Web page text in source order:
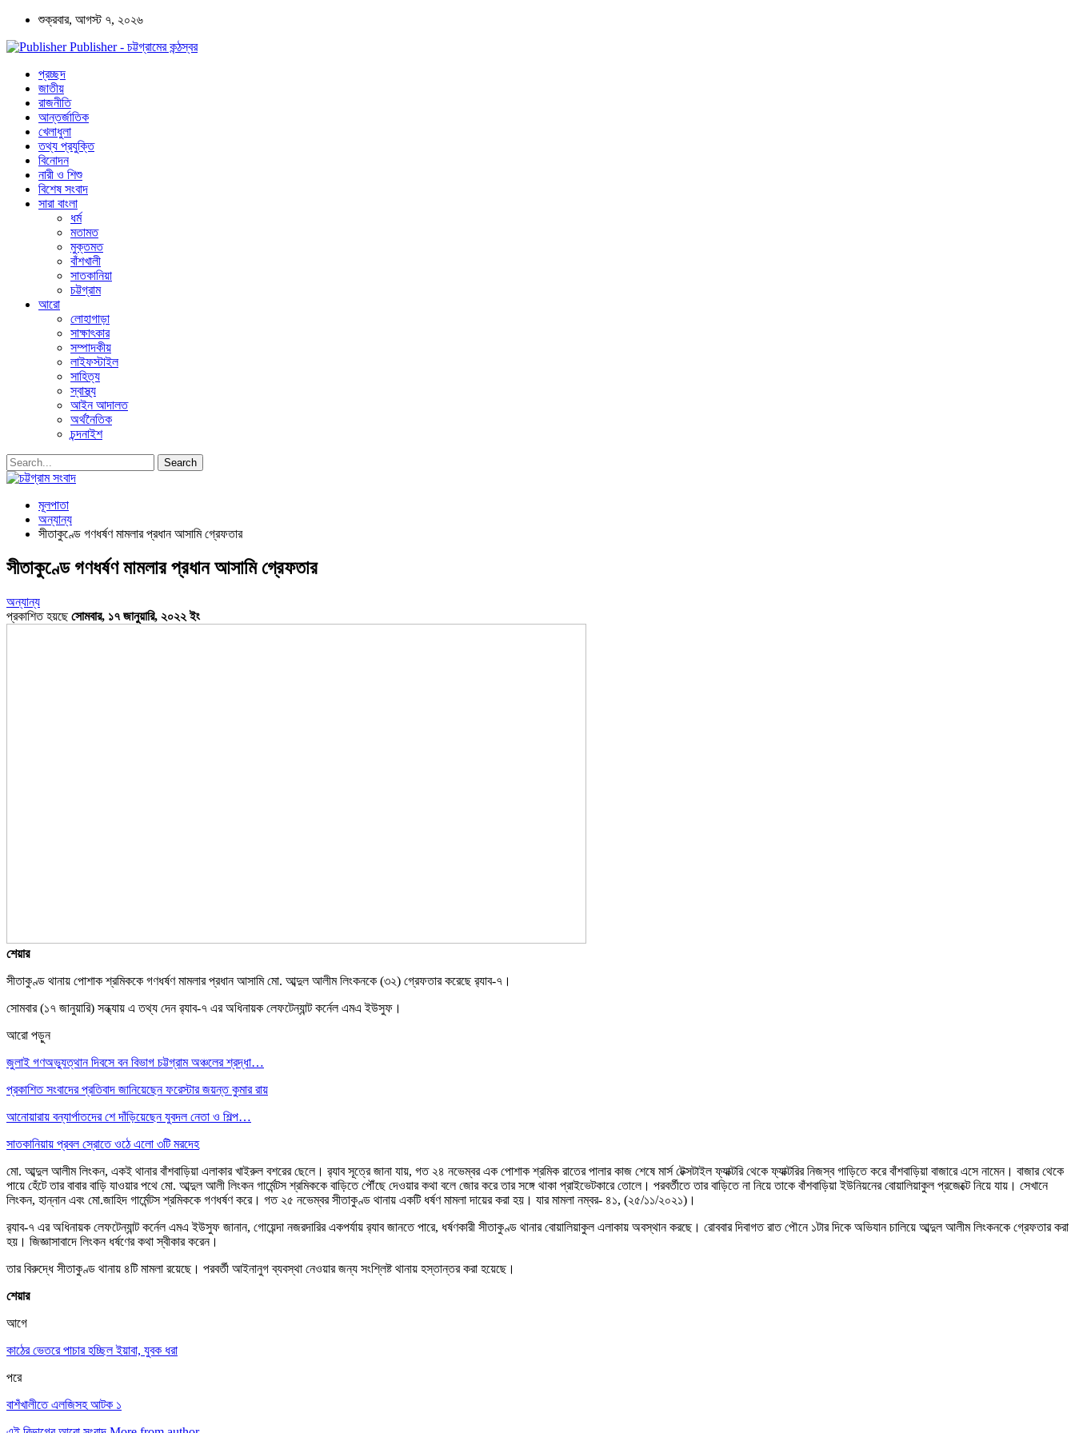
শুক্রবার, আগস্ট ৭, ২০২৬
Publisher - চট্টগ্রামের কন্ঠস্বর
প্রচ্ছদ
জাতীয়
রাজনীতি
আন্তর্জাতিক
খেলাধুলা
তথ্য প্রযুক্তি
বিনোদন
নারী ও শিশু
বিশেষ সংবাদ
সারা বাংলা
ধর্ম
মতামত
মুক্তমত
বাঁশখালী
সাতকানিয়া
চট্টগ্রাম
আরো
লোহাগাড়া
সাক্ষাৎকার
সম্পাদকীয়
লাইফস্টাইল
সাহিত্য
স্বাস্থ্য
আইন আদালত
অর্থনৈতিক
চন্দনাইশ
মূলপাতা
অন্যান্য
সীতাকুণ্ডে গণধর্ষণ মামলার প্রধান আসামি গ্রেফতার
সীতাকুণ্ডে গণধর্ষণ মামলার প্রধান আসামি গ্রেফতার
অন্যান্য
প্রকাশিত হয়ছেসোমবার, ১৭ জানুয়ারি, ২০২২ ইং
শেয়ার
সীতাকুণ্ড থানায় পোশাক শ্রমিককে গণধর্ষণ মামলার প্রধান আসামি মো. আব্দুল আলীম লিংকনকে (৩২) গ্রেফতার করেছে র‌্যাব-৭।
সোমবার (১৭ জানুয়ারি) সন্ধ্যায় এ তথ্য দেন র‌্যাব-৭ এর অধিনায়ক লেফটেন্যান্ট কর্নেল এমএ ইউসুফ।
আরো পড়ুন
জুলাই গণঅভ্যুত্থান দিবসে বন বিভাগ চট্টগ্রাম অঞ্চলের শ্রদ্ধা…
প্রকাশিত সংবাদের প্রতিবাদ জানিয়েছেন ফরেস্টার জয়ন্ত কুমার রায়
আনোয়ারায় বন্যার্পাতদের শে দাঁড়িয়েছেন যুবদল নেতা ও শিল্প…
সাতকানিয়ায় প্রবল স্রোতে ওঠে এলো ৩টি মরদেহ
মো. আব্দুল আলীম লিংকন, একই থানার বাঁশবাড়িয়া এলাকার খাইরুল বশরের ছেলে। র‌্যাব সূত্রে জানা যায়, গত ২৪ নভেম্বর এক পোশাক শ্রমিক রাতের পালার কাজ শেষে মার্স টেক্সটাইল ফ্যাক্টরি থেকে ফ্যাক্টরির নিজস্ব গাড়িতে করে বাঁশবাড়িয়া বাজারে এসে নামেন। বাজার থেকে
পায়ে হেঁটে তার বাবার বাড়ি যাওয়ার পথে মো. আব্দুল আলী লিংকন গার্মেন্টস শ্রমিককে বাড়িতে পৌঁছে দেওয়ার কথা বলে জোর করে তার সঙ্গে থাকা প্রাইভেটকারে তোলে। পরবর্তীতে তার বাড়িতে না নিয়ে তাকে বাঁশবাড়িয়া ইউনিয়নের বোয়ালিয়াকুল প্রজেক্টে নিয়ে যায়। সেখানে
লিংকন, হান্নান এবং মো.জাহিদ গার্মেন্টস শ্রমিককে গণধর্ষণ করে। গত ২৫ নভেম্বর সীতাকুণ্ড থানায় একটি ধর্ষণ মামলা দায়ের করা হয়। যার মামলা নম্বর- ৪১, (২৫/১১/২০২১)।
র‌্যাব-৭ এর অধিনায়ক লেফটেন্যান্ট কর্নেল এমএ ইউসুফ জানান, গোয়েন্দা নজরদারির একপর্যায় র‌্যাব জানতে পারে, ধর্ষণকারী সীতাকুণ্ড থানার বোয়ালিয়াকুল এলাকায় অবস্থান করছে। রোববার দিবাগত রাত পৌনে ১টার দিকে অভিযান চালিয়ে আব্দুল আলীম লিংকনকে গ্রেফতার করা
হয়। জিজ্ঞাসাবাদে লিংকন ধর্ষণের কথা স্বীকার করেন।
তার বিরুদ্ধে সীতাকুণ্ড থানায় ৪টি মামলা রয়েছে। পরবর্তী আইনানুগ ব্যবস্থা নেওয়ার জন্য সংশ্লিষ্ট থানায় হস্তান্তর করা হয়েছে।
শেয়ার
আগে
কাঠের ভেতরে পাচার হচ্ছিল ইয়াবা, যুবক ধরা
পরে
বাশঁখালীতে এলজিসহ আটক ১